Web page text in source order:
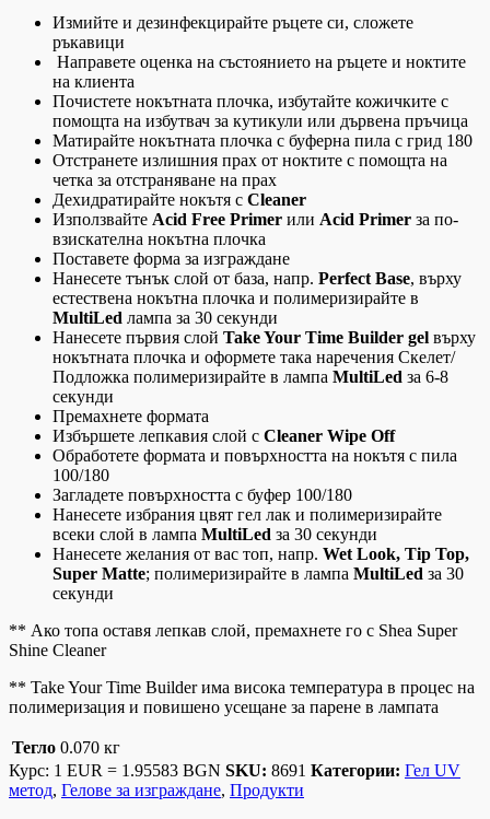
Измийте и дезинфекцирайте ръцете си, сложете
ръкавици
Направете оценка на състоянието на ръцете и ноктите
на клиента
Почистете нокътната плочка, избутайте кожичките с
помощта на избутвач за кутикули или дървена пръчица
Матирайте нокътната плочка с буферна пила с грид 180
Отстранете излишния прах от ноктите с помощта на
четка за отстраняване на прах
Дехидратирайте нокътя с Сleaner
Използвайте Acid Free Primer или Acid Primer за по-
взискателна нокътна плочка
Поставете форма за изграждане
Нанесете тънък слой от база, напр. Perfect Base, върху
естествена нокътна плочка и полимеризирайте в
MultiLed лампа за 30 секунди
Нанесете първия слой Take Your Time Builder gel върху
нокътната плочка и оформете така наречения Скелет/
Подложка полимеризирайте в лампа MultiLed за 6-8
секунди
Премахнете формата
Избършете лепкавия слой с Cleaner Wipe Off
Обработете формата и повърхността на нокътя с пила
100/180
Загладете повърхността с буфер 100/180
Нанесете избрания цвят гел лак и полимеризирайте
всеки слой в лампа MultiLed за 30 секунди
Нанесете желания от вас топ, напр. Wet Look, Tip Top,
Super Matte; полимеризирайте в лампа MultiLed за 30
секунди
** Ако топа оставя лепкав слой, премахнете го с Shea Super
Shine Cleaner
** Take Your Time Builder има висока температура в процес на
полимеризация и повишено усещане за парене в лампата
Тегло 0.070 кг
Курс: 1 EUR = 1.95583 BGN SKU: 8691 Категории: Гел UV
метод, Гелове за изграждане, Продукти